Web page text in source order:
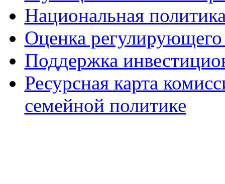
Национальная
Оценка регулирующего
Поддержка
Ресурсная карта
семейной политике